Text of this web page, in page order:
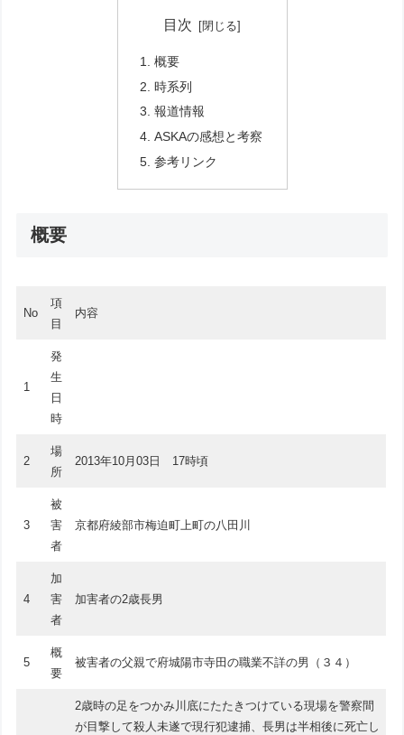
目次
概要
時系列
報道情報
ASKAの感想と考察
参考リンク
概要
No
項
目
内容
1
発
生
日
時
2
場
所
2013年10月03日 17時頃
3
被
害
者
京都府綾部市梅迫町上町の八田川
4
加
害
者
加害者の2歳長男
5
概
要
被害者の父親で府城陽市寺田の職業不詳の男（３４）
2歳時の足をつかみ川底にたたきつけている現場を警察間
が目撃して殺人未遂で現行犯逮捕、長男は半相後に死亡し